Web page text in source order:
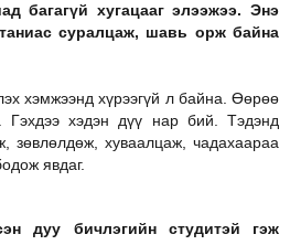
багагүй хугацааг элээжээ. Энэ
суралцаж, шавь орж байна
хэмжээнд хүрээгүй л байна. Өөрөө
Гэхдээ хэдэн дүү нар бий. Тэдэнд
зөвлөлдөж, хуваалцаж, чадахаараа
явдаг.
дуу бичлэгийн студитэй гэж